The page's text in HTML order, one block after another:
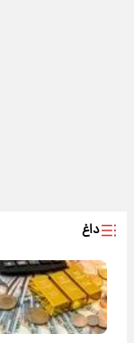
داغ